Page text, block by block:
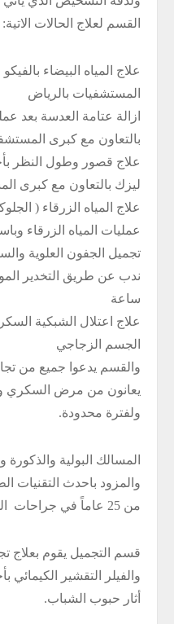
القسم لعلاج الحالات الاتية:
علاج المياه البيضاء
المستشفيات بالرياض
ازالة عتامة العدسة بعد
بالتعاون مع كبرى
علاج قصور وطول النظر
ليزك بالتعاون مع كبرى
علاج المياه الزرقاء (
عمليات المياه الزرقاء
تجميل الجفون العلوية
ندب عن طريق التخدير
ساعة
علاج اعتلال الشبكية
الجسم الزجاجي
يعانون من مرض السكري
ولفترة محدودة.
المسالك البولية والذكورة
والمزود باحدث التقنيات
من 25 عاماً في جراحات المسالك البولية والذكورة.
قسم التجميل يقوم بعلاج
والفيلر التقشير الكيمائي
أثار حبوب الشباب.